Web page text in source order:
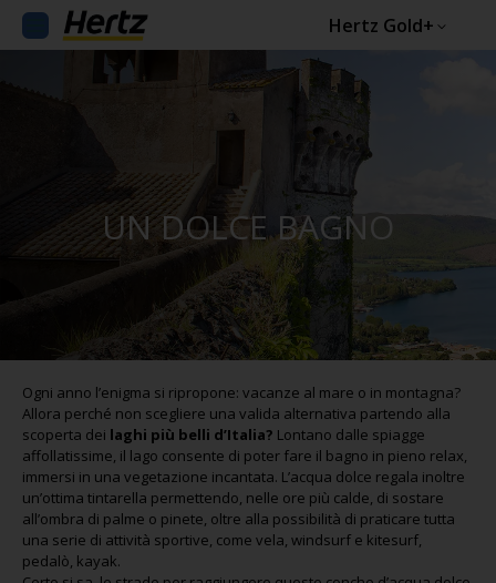
Hertz Gold+
UN DOLCE BAGNO
Ogni anno l’enigma si ripropone: vacanze al mare o in montagna?
Allora perché non scegliere una valida alternativa partendo alla
scoperta dei laghi più belli d’Italia? Lontano dalle spiagge
affollatissime, il lago consente di poter fare il bagno in pieno relax,
immersi in una vegetazione incantata. L’acqua dolce regala inoltre
un’ottima tintarella permettendo, nelle ore più calde, di sostare
all’ombra di palme o pinete, oltre alla possibilità di praticare tutta
una serie di attività sportive, come vela, windsurf e kitesurf,
pedalò, kayak.